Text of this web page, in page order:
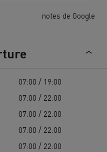
notes de Google
07:00 / 19:00
07:00 / 22:00
07:00 / 22:00
07:00 / 22:00
07:00 / 22:00